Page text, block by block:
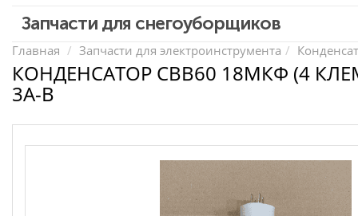
Скидка 50%
Запчасти для снегоуборщиков
Главная Запчасти для электроинструмента
КОНДЕНСАТОР СВВ60 18МКФ (4
3A-B